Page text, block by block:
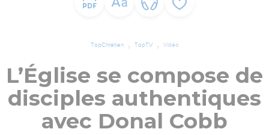
TopChrétien TopTV Vidéo
L’Église se compose de
disciples authentiques
avec Donal Cobb